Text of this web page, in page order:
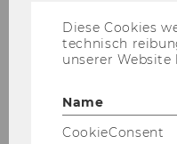
COMPLEX
DATA,
Diese Cookies
technisch
unserer
Name
CookieConsent